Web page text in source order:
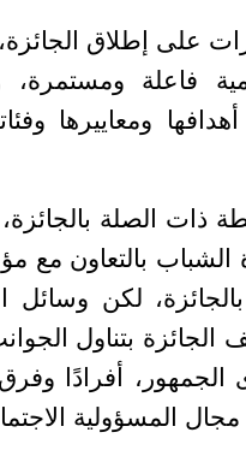
على إطلاق الجائزة،
فاعلة
ومعاييرها
ذات الصلة
الشباب بالتعاون
لكن وسائل
بتناول
الجمهور، أفرادًا
المسؤولية